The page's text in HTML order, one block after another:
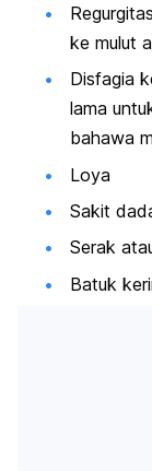
ke mulut
Disfagia
lama
bahawa
Loya
Sakit
Serak
Batuk